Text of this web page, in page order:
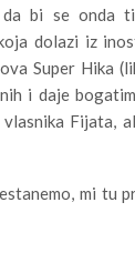
bi se onda
dolazi iz
Super Hika
i daje
Fijata,
mi tu